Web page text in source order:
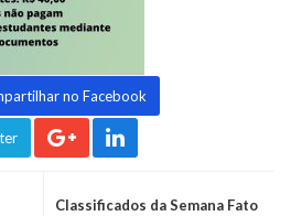
no Facebook
Classificados da Semana Fato